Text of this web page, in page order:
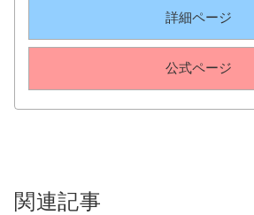
詳細ページ
公式ページ
関連記事